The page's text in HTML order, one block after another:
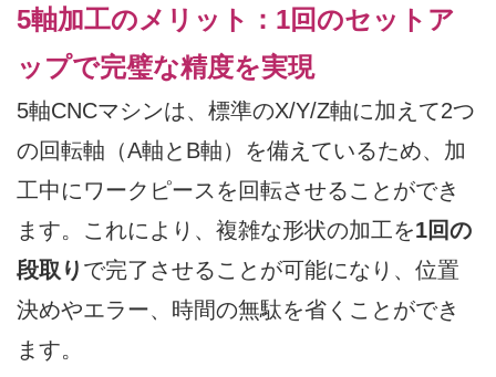
5軸加工のメリット：1回のセットア
ップで完璧な精度を実現
5軸CNCマシンは、標準のX/Y/Z軸に加えて2つ
の回転軸（A軸とB軸）を備えているため、加
工中にワークピースを回転させることができ
ます。これにより、複雑な形状の加工を1回の
段取り で完了させることが可能になり、位置
決めやエラー、時間の無駄を省くことができ
ます。